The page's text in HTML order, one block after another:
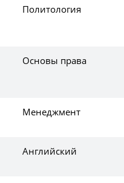
Политология
Основы права
Менеджмент
Английский